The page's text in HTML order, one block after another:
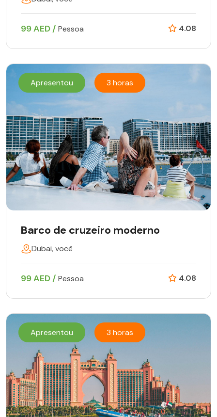
99 AED / Pessoa 4.08
Apresentou 3 horas
Barco de cruzeiro moderno
Dubai, você
99 AED / Pessoa 4.08
Apresentou 3 horas